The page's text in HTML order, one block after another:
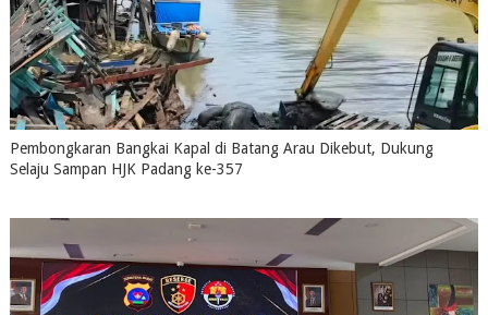
Pembongkaran Bangkai Kapal di Batang Arau Dikebut, Dukung
Selaju Sampan HJK Padang ke-357